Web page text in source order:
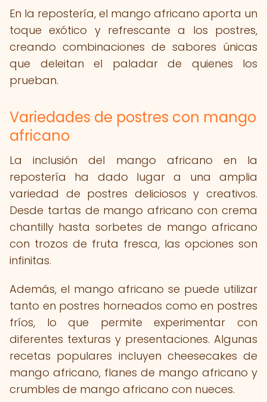
En la repostería, el mango africano aporta un
toque exótico y refrescante a los postres,
creando combinaciones de sabores únicas
que deleitan el paladar de quienes los
prueban.
Variedades de postres con mango
africano
La inclusión del mango africano en la
repostería ha dado lugar a una amplia
variedad de postres deliciosos y creativos.
Desde tartas de mango africano con crema
chantilly hasta sorbetes de mango africano
con trozos de fruta fresca, las opciones son
infinitas.
Además, el mango africano se puede utilizar
tanto en postres horneados como en postres
fríos, lo que permite experimentar con
diferentes texturas y presentaciones. Algunas
recetas populares incluyen cheesecakes de
mango africano, flanes de mango africano y
crumbles de mango africano con nueces.